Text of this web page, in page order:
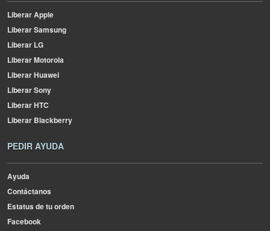
Liberar Apple
Liberar Samsung
Liberar LG
Liberar Motorola
Liberar Huawei
Liberar Sony
Liberar HTC
Liberar Blackberry
PEDIR AYUDA
Ayuda
Contáctanos
Estatus de tu orden
Facebook